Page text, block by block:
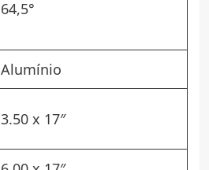
64,5°
Alumínio
3.50 x 17″